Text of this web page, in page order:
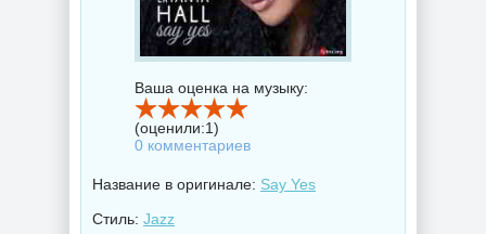
Ваша оценка на музыку:
(оценили:1)
0 комментариев
Название в оригинале: Say Yes
Стиль: Jazz